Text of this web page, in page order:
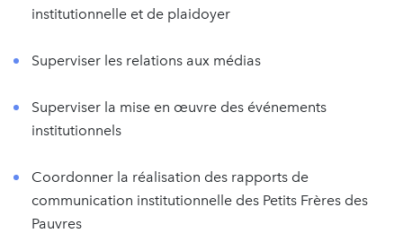
institutionnelle et de plaidoyer
Superviser les relations aux médias
Superviser la mise en œuvre des événements
institutionnels
Coordonner la réalisation des rapports de
communication institutionnelle des Petits Frères des
Pauvres